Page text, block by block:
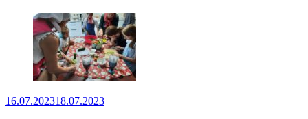
16.07.202318.07.2023